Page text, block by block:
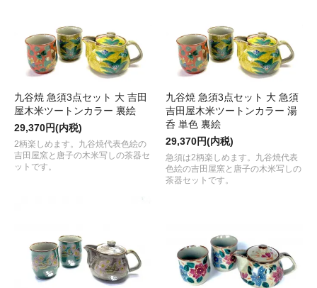
九谷焼 急須3点セット 大 吉田
屋木米ツートンカラー 裏絵
29,370円(内税)
2柄楽しめます。九谷焼代表色絵の
吉田屋窯と唐子の木米写しの茶器セ
ットです。
九谷焼 急須3点セット 大 急須
吉田屋木米ツートンカラー 湯
呑 単色 裏絵
29,370円(内税)
急須は2柄楽しめます。九谷焼代表
色絵の吉田屋窯と唐子の木米写しの
茶器セットです。